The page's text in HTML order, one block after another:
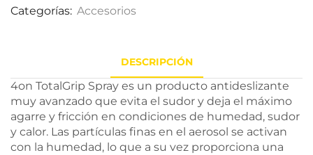
Categorías: Accesorios
DESCRIPCIÓN
4on TotalGrip Spray es un producto antideslizante
muy avanzado que evita el sudor y deja el máximo
agarre y fricción en condiciones de humedad, sudor
y calor. Las partículas finas en el aerosol se activan
con la humedad, lo que a su vez proporciona una